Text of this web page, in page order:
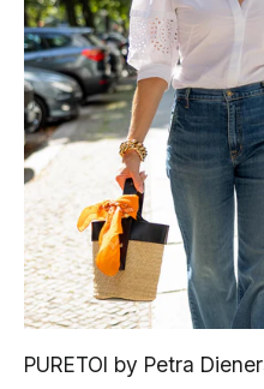
PURETOI by Petra